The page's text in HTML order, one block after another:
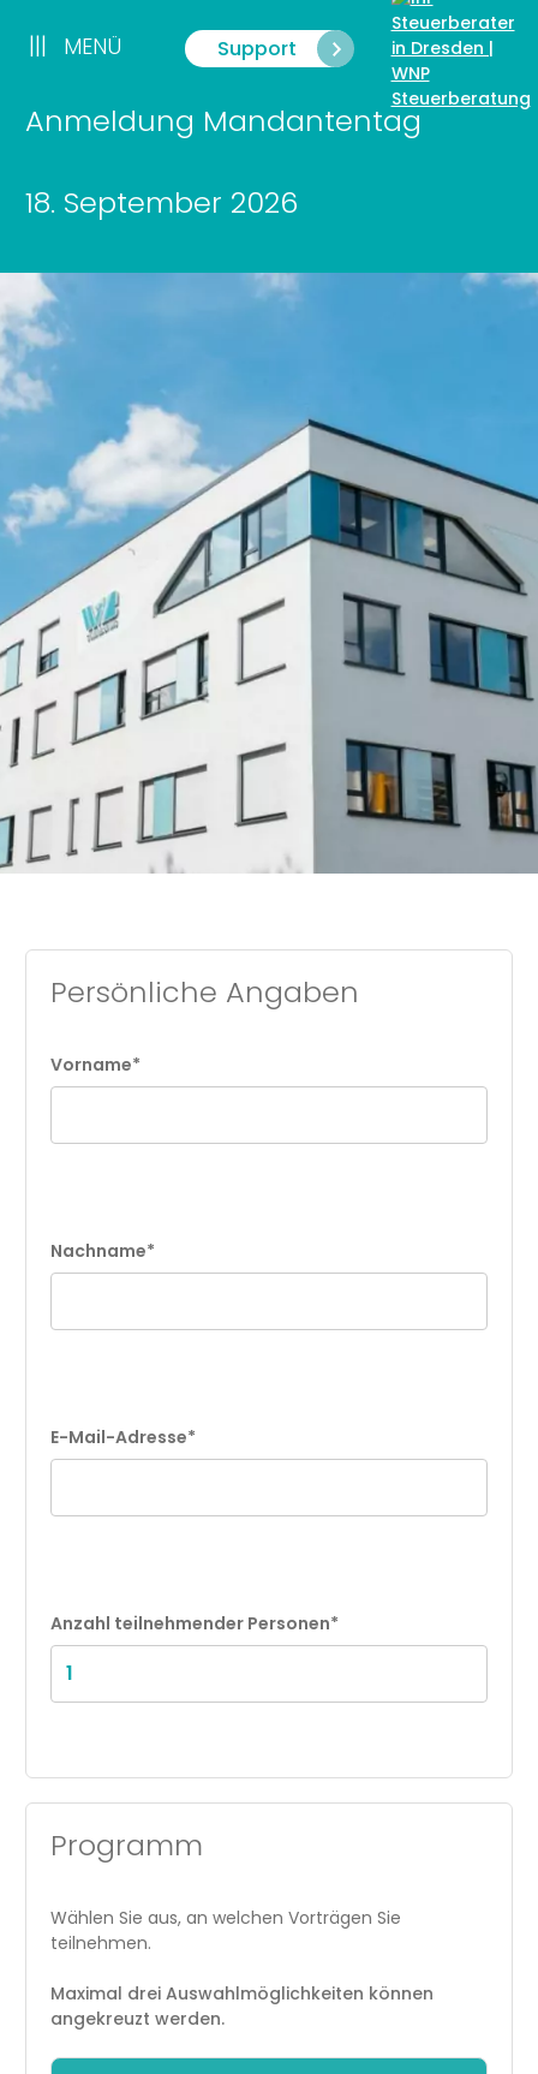
Inhalt
springen
Support
||| MENÜ
Anmeldung Mandantentag
18. September 2026
Persönliche Angaben
Vorname*
Nachname*
E-Mail-Adresse*
Anzahl teilnehmender Personen*
Programm
Wählen Sie aus, an welchen Vorträgen Sie
teilnehmen.
Maximal drei Auswahlmöglichkeiten können
angekreuzt werden.